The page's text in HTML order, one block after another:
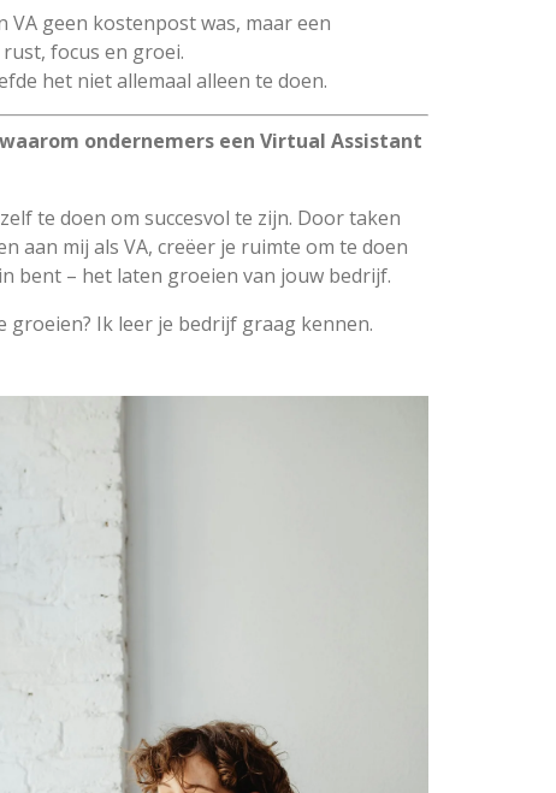
VA geen kostenpost was, maar een
focus en groei.
het niet allemaal alleen te doen.
ondernemers een Virtual Assistant
te doen om succesvol te zijn. Door taken
aan mij als VA, creëer je ruimte om te doen
bent – het laten groeien van jouw bedrijf.
groeien? Ik leer je bedrijf graag kennen.